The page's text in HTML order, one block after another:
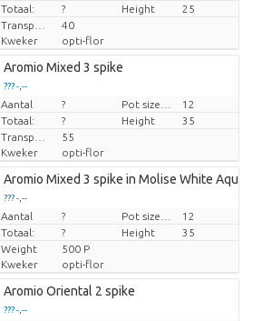
Totaal:
? Height
25
40
Kweker
opti-flor
Aromio Mixed 3 spike
??? -,--
Prijs per stuk
Aantal ?
12
Totaal:
? Height
35
55
Kweker
opti-flor
Aromio Mixed 3 spike in Molise White Aquo
??? -,--
Prijs per stuk
Aantal ?
12
Totaal:
? Height
35
Weight
500 P
Kweker
opti-flor
Aromio Oriental 2 spike
??? -,--